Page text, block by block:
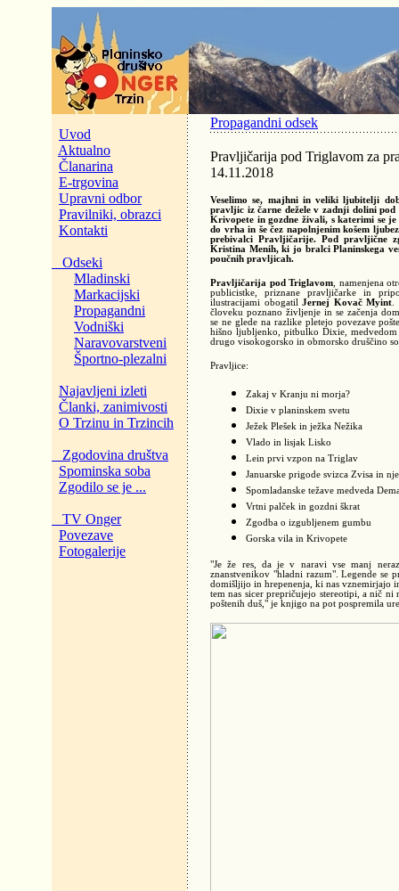
Uvod
Aktualno
Članarina
E-trgovina
Upravni odbor
Pravilniki, obrazci
Kontakti
Odseki
Mladinski
Markacijski
Propagandni
Vodniški
Naravovarstveni
Športno-plezalni
Najavljeni izleti
Članki, zanimivosti
O Trzinu in Trzincih
Zgodovina društva
Spominska soba
Zgodilo se je ...
TV Onger
Povezave
Fotogalerije
Propagandni odsek
Pravljičarija pod Triglavom za
14.11.2018
Veselimo se, majhni in veliki ljubitelji
pravljic iz čarne dežele v zadnji dolini
Krivopete in gozdne živali, s katerimi se
do vrha in še čez napolnjenim košem
prebivalci Pravljičarije. Pod pravljične
Kristina Menih, ki jo bralci Planinskega
poučnih pravljicah.
Pravljičarija pod Triglavom , namenjena
publicistke, priznane pravljičarke in
ilustracijami obogatilJernej Kovač Myint
človeku poznano življenje in se začenja
se ne glede na razlike pletejo povezave
hišno ljubljenko, pitbulko Dixie,
drugo visokogorsko in obmorsko druščino
Pravljice:
Zakaj v Kranju ni morja?
Dixie v planinskem svetu
Ježek Plešek in ježka Nežika
Vlado in lisjak Lisko
Lein prvi vzpon na Triglav
Januarske prigode svizca Zvisa in
Spomladanske težave medveda
Vrtni palček in gozdni škrat
Zgodba o izgubljenem gumbu
Gorska vila in Krivopete
"Je že res, da je v naravi vse manj
znanstvenikov "hladni razum". Legende se
domišljijo in hrepenenja, ki nas vznemirjajo
tem nas sicer prepričujejo stereotipi, a nič
poštenih duš," je knjigo na pot pospremila